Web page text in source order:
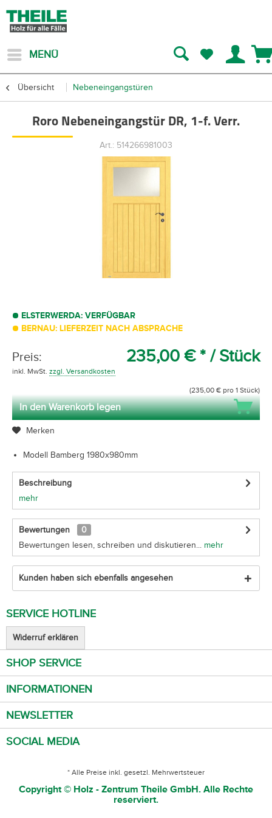
MENÜ
Übersicht Nebeneingangstüren
Roro Nebeneingangstür DR, 1-f. Verr.
Art.: 514266981003
ELSTERWERDA: VERFÜGBAR
BERNAU: LIEFERZEIT NACH ABSPRACHE
Preis: 235,00 € * / Stück
inkl. MwSt. zzgl. Versandkosten
(235,00 € pro 1 Stück)
In den Warenkorb legen
Merken
Modell Bamberg 1980x980mm
Beschreibung
mehr
Bewertungen
0
Bewertungen lesen, schreiben und diskutieren... mehr
Kunden haben sich ebenfalls angesehen
SERVICE HOTLINE
Widerruf erklären
SHOP SERVICE
INFORMATIONEN
NEWSLETTER
SOCIAL MEDIA
* Alle Preise inkl. gesetzl. Mehrwertsteuer
Copyright © Holz - Zentrum Theile GmbH. Alle Rechte
reserviert.